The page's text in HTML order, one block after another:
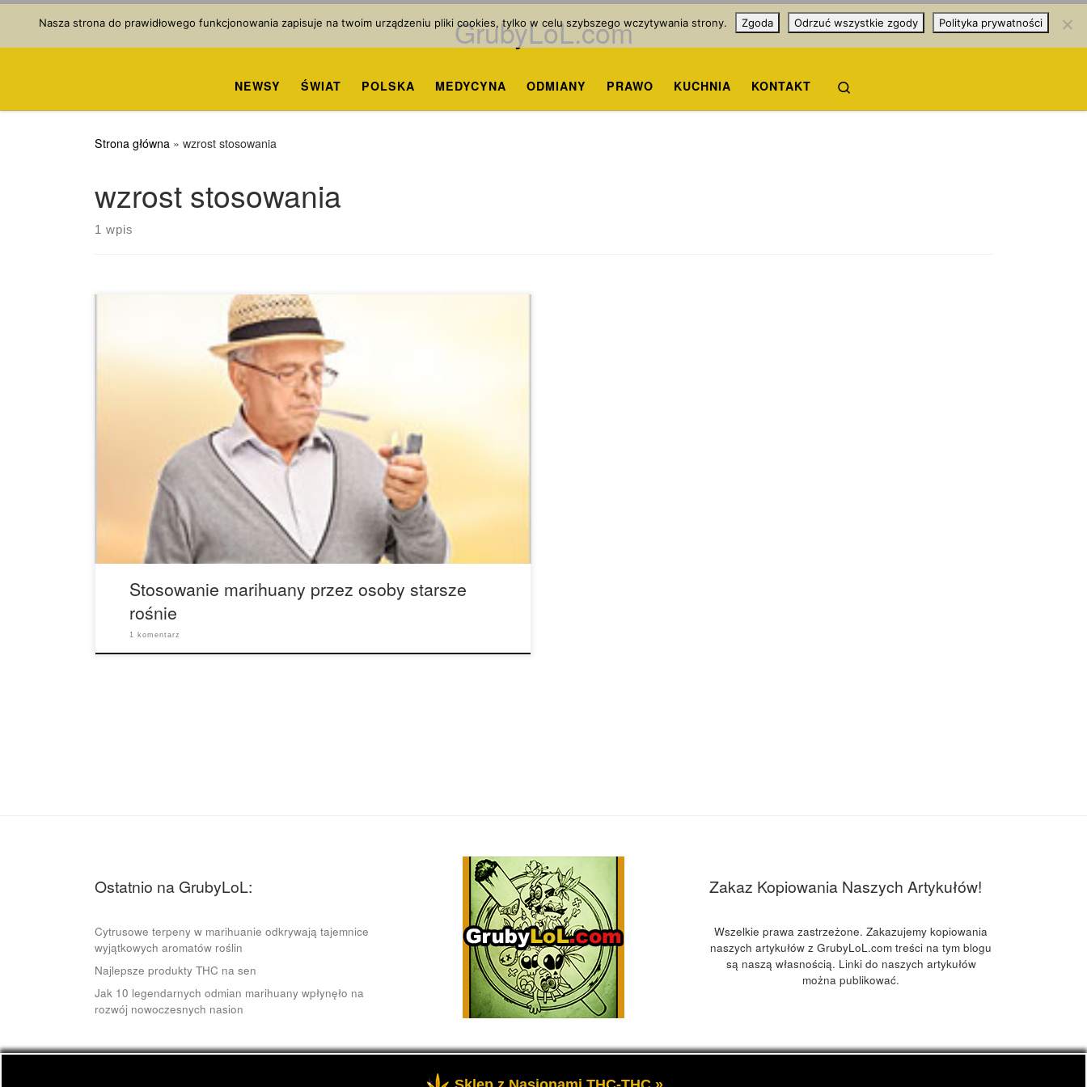
Przejdź do treści GrubyLoL.com
NEWSY ŚWIAT POLSKA MEDYCYNA ODMIANY PRAWO KUCHNIA KONTAKT
Strona główna » wzrost stosowania
wzrost stosowania
1 wpis
Stosowanie marihuany przez osoby w wieku 50+ stale rośnie, według
opublikowanych danych demograficznych. Naukowcy z New York University’s
School of Medicine i Columbia University ocenili wzorce stosowania marihuany
u osób powyżej 50 roku życia w latach 2006-2013. Badacze poinformowali, że
częstość występowania stosowania konopi indyjskich wzrosła około 60% u
Stosowanie marihuany przez osoby starsze
rośnie
1 komentarz
Ostatnio na GrubyLoL:
Cytrusowe terpeny w marihuanie odkrywają tajemnice
wyjątkowych aromatów roślin
Najlepsze produkty THC na sen
Jak 10 legendarnych odmian marihuany wpłynęło na
rozwój nowoczesnych nasion
Zakaz Kopiowania Naszych Artykułów!
Wszelkie prawa zastrzeżone. Zakazujemy kopiowania
naszych artykułów z GrubyLoL.com treści na tym blogu
są naszą własnością. Linki do naszych artykułów
można publikować.
Nasza strona do prawidłowego funkcjonowania zapisuje na twoim urządzeniu pliki cookies, tylko w celu szybszego wczytywania strony. Zgoda Odrzuć wszystkie zgody Polityka prywatności